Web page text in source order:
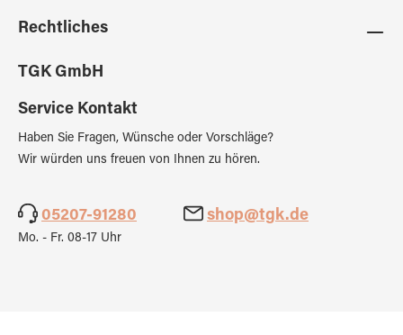
Rechtliches
TGK GmbH
Service Kontakt
Haben Sie Fragen, Wünsche oder Vorschläge?
Wir würden uns freuen von Ihnen zu hören.
05207-91280 shop@tgk.de
Mo. - Fr. 08-17 Uhr